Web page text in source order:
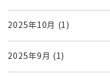
2025年10月 (1)
2025年9月 (1)